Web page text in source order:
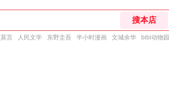
莫言 人民文学 东野圭吾 半小时漫画 文城余华 bibi动物园